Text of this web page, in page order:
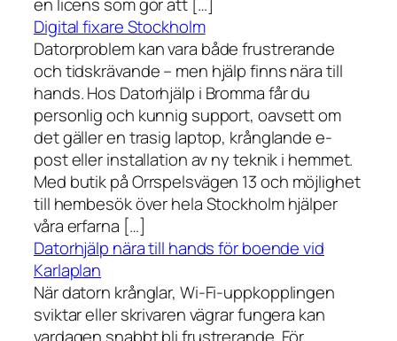
en licens som gör att […]
Digital fixare Stockholm
Datorproblem kan vara både frustrerande
och tidskrävande – men hjälp finns nära till
hands. Hos Datorhjälp i Bromma får du
personlig och kunnig support, oavsett om
det gäller en trasig laptop, krånglande e-
post eller installation av ny teknik i hemmet.
Med butik på Orrspelsvägen 13 och möjlighet
till hembesök över hela Stockholm hjälper
våra erfarna […]
Datorhjälp nära till hands för boende vid
Karlaplan
När datorn krånglar, Wi-Fi-uppkopplingen
sviktar eller skrivaren vägrar fungera kan